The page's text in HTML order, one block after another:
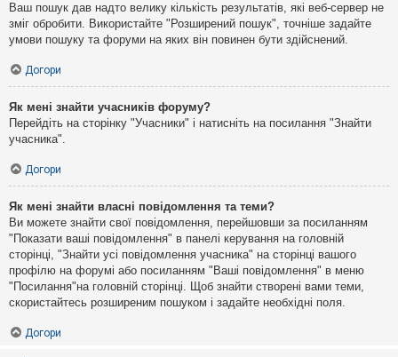
Ваш пошук дав надто велику кількість результатів, які веб-сервер не
зміг обробити. Використайте "Розширений пошук", точніше задайте
умови пошуку та форуми на яких він повинен бути здійснений.
Догори
Як мені знайти учасників форуму?
Перейдіть на сторінку "Учасники" і натисніть на посилання "Знайти
учасника".
Догори
Як мені знайти власні повідомлення та теми?
Ви можете знайти свої повідомлення, перейшовши за посиланням
"Показати ваші повідомлення" в панелі керування на головній
сторінці, "Знайти усі повідомлення учасника" на сторінці вашого
профілю на форумі або посиланням "Ваші повідомлення" в меню
"Посилання"на головній сторінці. Щоб знайти створені вами теми,
скористайтесь розширеним пошуком і задайте необхідні поля.
Догори